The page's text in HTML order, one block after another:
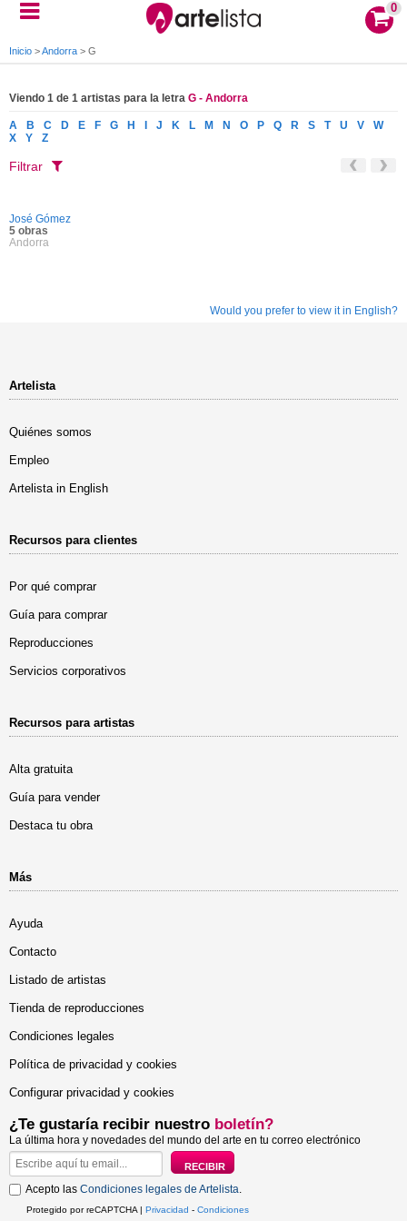
0
Inicio >Andorra > G
Viendo 1 de 1 artistas para la letra G - Andorra
A B C D E F G H J K L M N O P Q R S T U V
W
X
Y Z
Filtrar
José Gómez
5 obras
Andorra
Would you prefer to view it in English?
Artelista
Quiénes somos
Empleo
Artelista in English
Recursos para clientes
Por qué comprar
Guía para comprar
Reproducciones
Servicios corporativos
Recursos para artistas
Alta gratuita
Guía para vender
Destaca tu obra
Más
Ayuda
Contacto
Listado de artistas
Tienda de reproducciones
Condiciones legales
Política de privacidad y cookies
Configurar privacidad y cookies
¿Te gustaría recibir nuestro boletín?
La última hora y novedades del mundo del arte en tu correo electrónico
Acepto las Condiciones legales de Artelista.
Protegido por reCAPTCHA | Privacidad - Condiciones